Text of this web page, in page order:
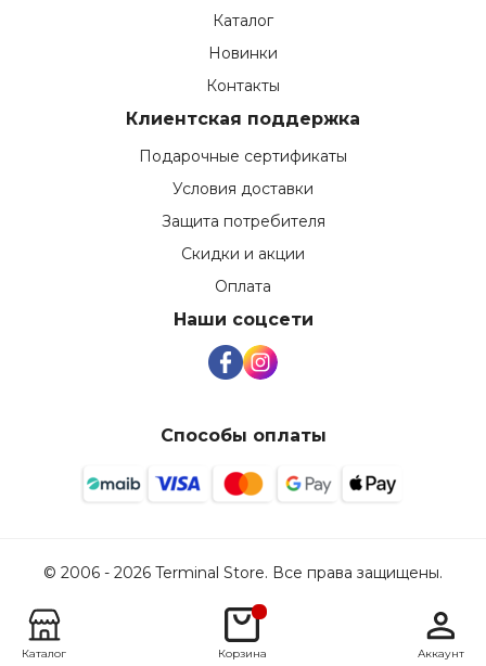
Каталог
Новинки
Контакты
Клиентская поддержка
Подарочные сертификаты
Условия доставки
Защита потребителя
Скидки и акции
Оплата
Наши соцсети
Способы оплаты
© 2006 - 2026 Terminal Store. Все права защищены.
Каталог Корзина Аккаунт